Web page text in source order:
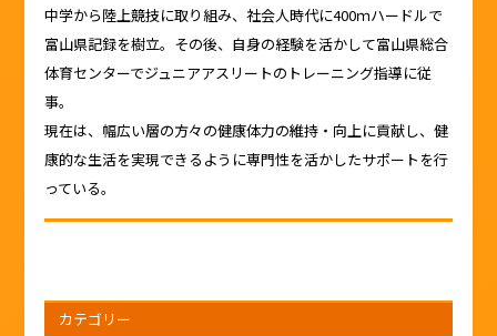
中学から陸上競技に取り組み、社会人時代に400ｍハードルで
富山県記録を樹立。その後、自身の経験を活かして富山県総合
体育センターでジュニアアスリートのトレーニング指導に従
事。
現在は、幅広い層の方々の健康体力の維持・向上に貢献し、健
康的な生活を実現できるように専門性を活かしたサポートを行
っている。
カテゴリー